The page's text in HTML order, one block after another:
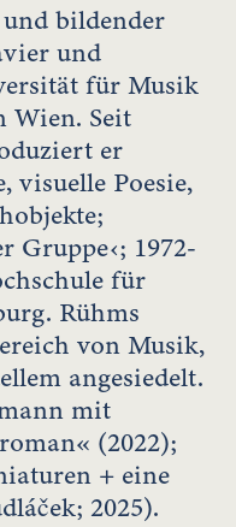
bildender
und
für Musik
Wien. Seit
er
visuelle Poesie,
Gruppe‹; 1972-
für
Rühms
von Musik,
angesiedelt.
mit
(2022);
+ eine
2025).